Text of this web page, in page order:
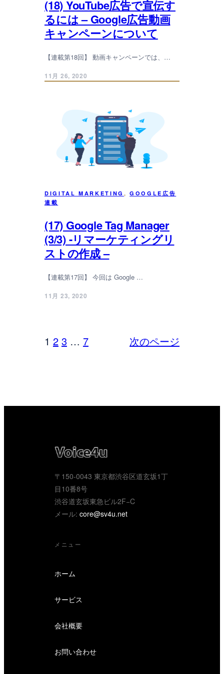
(18) YouTube広告で宣伝す
るには – Google広告動画
キャンペーンについて
【連載第18回】 動画キャンペーンでは、…
11月 26, 2020
DIGITAL MARKETING , GOOGLE広告
連載
(17) Google Tag Manager
(3/3) -リマーケティングリ
ストの作成 –
【連載第17回】 今回は Google …
11月 23, 2020
1 2 3 … 7 次のページ
〒150-0043 東京都渋谷区道玄坂1丁
目10番8号
渋谷道玄坂東急ビル2F−C
メール: core@sv4u.net
メニュー
ホーム
サービス
会社概要
お問い合わせ